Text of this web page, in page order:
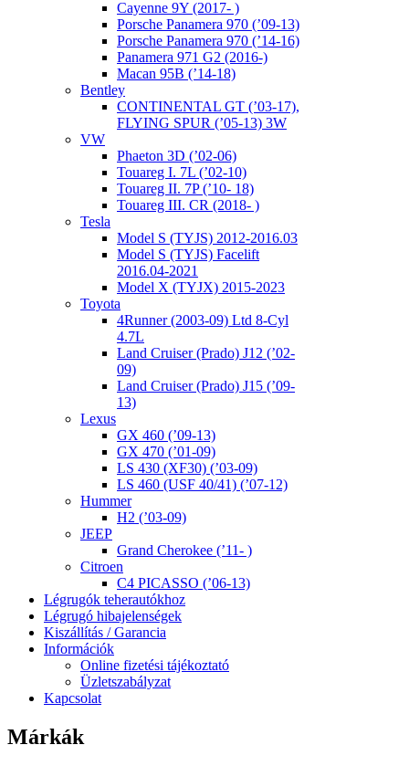
Cayenne 9Y (2017- )
Porsche Panamera 970 (’09-13)
Porsche Panamera 970 (’14-16)
Panamera 971 G2 (2016-)
Macan 95B (’14-18)
Bentley
CONTINENTAL GT (’03-17),
FLYING SPUR (’05-13) 3W
VW
Phaeton 3D (’02-06)
Touareg I. 7L (’02-10)
Touareg II. 7P (’10- 18)
Touareg III. CR (2018- )
Tesla
Model S (TYJS) 2012-2016.03
Model S (TYJS) Facelift
2016.04-2021
Model X (TYJX) 2015-2023
Toyota
4Runner (2003-09) Ltd 8-Cyl
4.7L
Land Cruiser (Prado) J12 (’02-
09)
Land Cruiser (Prado) J15 (’09-
13)
Lexus
GX 460 (’09-13)
GX 470 (’01-09)
LS 430 (XF30) (’03-09)
LS 460 (USF 40/41) (’07-12)
Hummer
H2 (’03-09)
JEEP
Grand Cherokee (’11- )
Citroen
C4 PICASSO (’06-13)
Légrugók teherautókhoz
Légrugó hibajelenségek
Kiszállítás / Garancia
Információk
Online fizetési tájékoztató
Üzletszabályzat
Kapcsolat
Márkák